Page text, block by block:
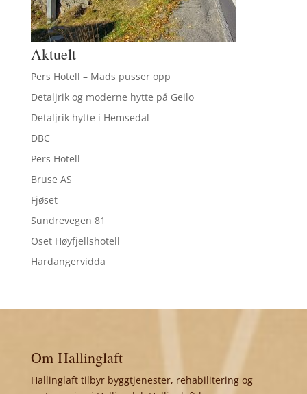
Aktuelt
Pers Hotell – Mads pusser opp
Detaljrik og moderne hytte på Geilo
Detaljrik hytte i Hemsedal
DBC
Pers Hotell
Bruse AS
Fjøset
Sundrevegen 81
Oset Høyfjellshotell
Hardangervidda
Om Hallinglaft
Hallinglaft tilbyr byggtjenester, rehabilitering og